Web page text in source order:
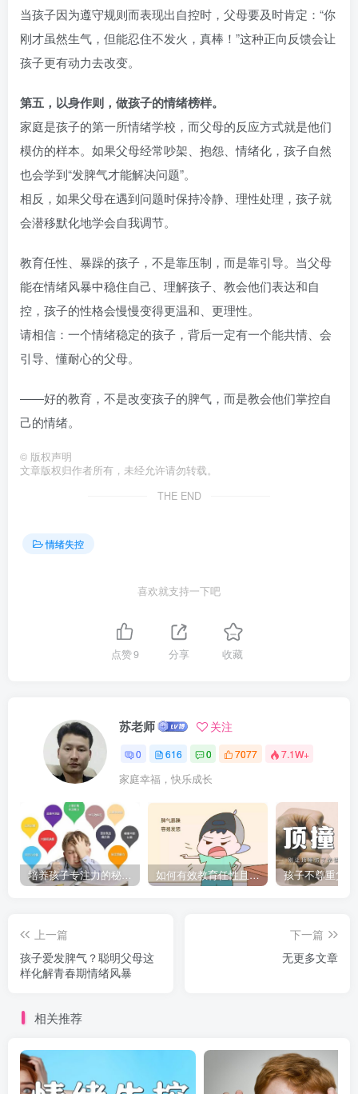
当孩子因为遵守规则而表现出自控时，父母要及时肯定：“你
刚才虽然生气，但能忍住不发火，真棒！”这种正向反馈会让
孩子更有动力去改变。
第五，以身作则，做孩子的情绪榜样。
家庭是孩子的第一所情绪学校，而父母的反应方式就是他们
模仿的样本。如果父母经常吵架、抱怨、情绪化，孩子自然
也会学到“发脾气才能解决问题”。
相反，如果父母在遇到问题时保持冷静、理性处理，孩子就
会潜移默化地学会自我调节。
教育任性、暴躁的孩子，不是靠压制，而是靠引导。当父母
能在情绪风暴中稳住自己、理解孩子、教会他们表达和自
控，孩子的性格会慢慢变得更温和、更理性。
请相信：一个情绪稳定的孩子，背后一定有一个能共情、会
引导、懂耐心的父母。
——好的教育，不是改变孩子的脾气，而是教会他们掌控自
己的情绪。
© 版权声明
文章版权归作者所有，未经允许请勿转载。
THE END
情绪失控
喜欢就支持一下吧
点赞9 分享 收藏
苏老师 关注
0 616 0 7077 7.1W+
家庭幸福，快乐成长
培养孩子专注力的秘密：让他们在学习和生活中如鱼得水的技巧 如何有效教育任性且脾气暴躁的孩子，父母必看的实用指南
上一篇
孩子爱发脾气？聪明父母这
样化解青春期情绪风暴
下一篇
无更多文章
相关推荐